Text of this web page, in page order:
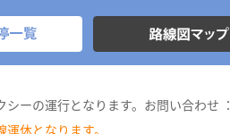
シーの運行となります。お問い合わせ
休となります。